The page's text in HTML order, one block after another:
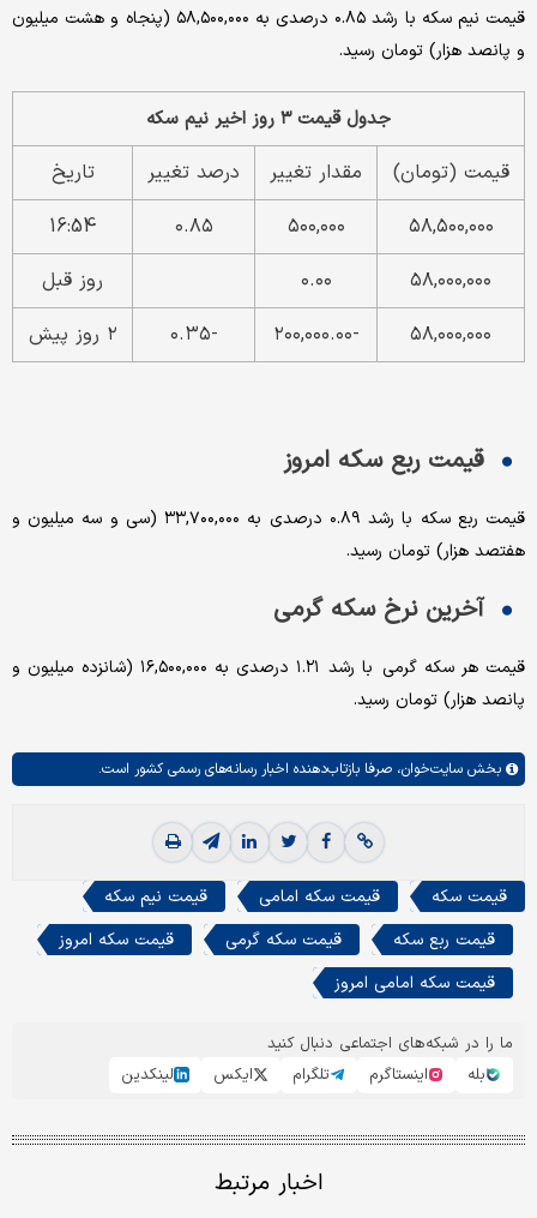
قیمت نیم سکه با رشد ۰.۸۵ درصدی به ۵۸,۵۰۰,۰۰۰ (پنجاه و هشت میلیون
و پانصد هزار) تومان رسید.
جدول قیمت ۳ روز اخیر نیم سکه
قیمت (تومان) مقدار تغییر درصد تغییر
تاریخ
۵۸,۵۰۰,۰۰۰
۵۰۰,۰۰۰ ۰.۸۵
16:54
۵۸,۰۰۰,۰۰۰
۰.۰۰
روز قبل
۵۸,۰۰۰,۰۰۰
-۲۰۰,۰۰۰.۰۰ -۰.۳۵ ۲ روز پیش
قیمت ربع سکه امروز
قیمت ربع سکه با رشد ۰.۸۹ درصدی به ۳۳,۷۰۰,۰۰۰ (سی و سه میلیون و
هفتصد هزار) تومان رسید.
آخرین نرخ سکه گرمی
قیمت هر سکه گرمی با رشد ۱.۲۱ درصدی به ۱۶,۵۰۰,۰۰۰ (شانزده میلیون و
پانصد هزار) تومان رسید.
بخش سایت‌خوان، صرفا بازتاب‌دهنده اخبار رسانه‌های رسمی کشور است.
قیمت سکه قیمت سکه امامی
قیمت نیم سکه
قیمت ربع سکه
قیمت سکه گرمی
قیمت سکه امروز
قیمت سکه امامی امروز
ما را در شبکه‌های اجتماعی دنبال کنید
بله
اینستاگرم تلگرام ایکس لینکدین
اخبار مرتبط